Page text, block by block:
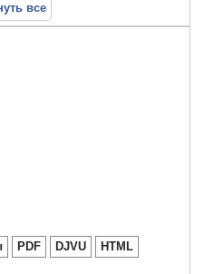
все
PDF DJVU HTML